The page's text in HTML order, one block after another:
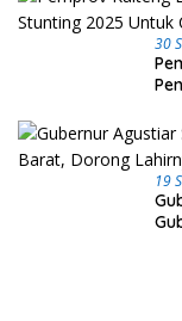
30
19